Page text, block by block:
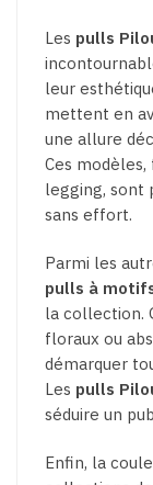
Les pulls
leur
mettent en
une allure
Ces modèles,
legging, sont
sans effort.
Parmi les
pulls à
la collection.
floraux ou
démarquer
Les pulls
séduire un
Enfin, la